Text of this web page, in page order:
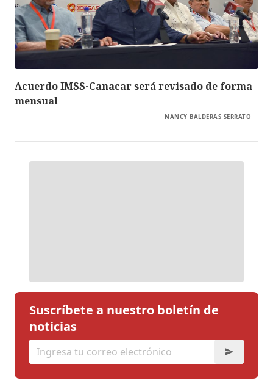
Acuerdo IMSS-Canacar será revisado de forma
mensual
NANCY BALDERAS SERRATO
Suscríbete a nuestro boletín de
noticias